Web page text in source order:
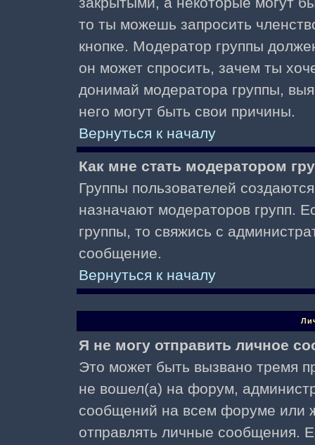
то ты можешь запросить
кнопке. Модератор группы
он может спросить, зачем ты
донимай модератора группы,
него могут быть свои причины.
Вернуться к началу
Как мне стать модератором
Группы пользователей
назначают модераторов групп.
группы, то свяжись с
сообщение.
Вернуться к началу
Я не могу отправить личное
Это может быть вызвано тремя
не вошел(а) на форум,
сообщений на всем форуме или
отправлять личные сообщения.